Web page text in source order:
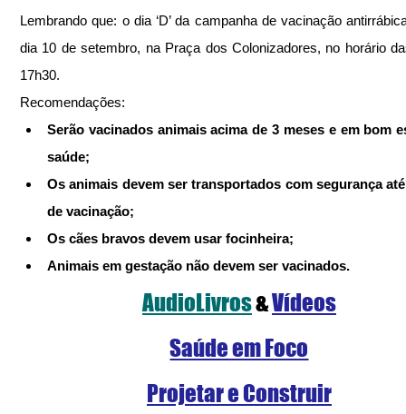
Lembrando que: o dia ‘D’ da campanha de vacinação
dia 10 de setembro, na Praça dos Colonizadores, no horário
17h30.
Recomendações:
Serão vacinados animais acima de 3 meses e em bom
saúde;
Os animais devem ser transportados com segurança
de vacinação;
Os cães bravos devem usar focinheira;
Animais em gestação não devem ser vacinados.
AudioLivros&Vídeos
Saúde em Foco
Projetar e Construir